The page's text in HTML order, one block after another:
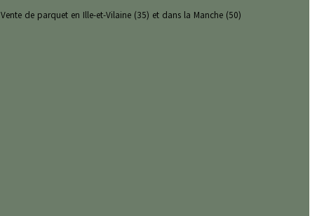
Vente de parquet en Ille-et-Vilaine (35) et dans la Manche (50)